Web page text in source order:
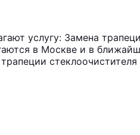
услугу: Замена
в Москве и в